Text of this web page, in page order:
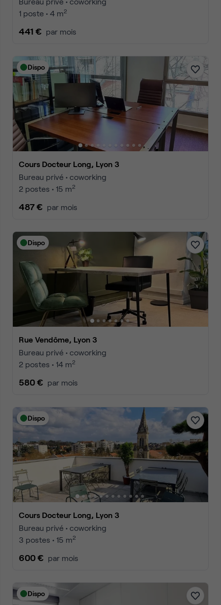
1 poste • 4 m2
441 € par mois
Dispo
Cours Docteur Long, Lyon 3
Bureau privé • coworking
2 postes • 15 m2
487 € par mois
Dispo
Rue Vendôme, Lyon 3
Bureau privé • coworking
2 postes • 14 m2
580 € par mois
Dispo
Cours Docteur Long, Lyon 3
Bureau privé • coworking
3 postes • 15 m2
600 € par mois
Dispo